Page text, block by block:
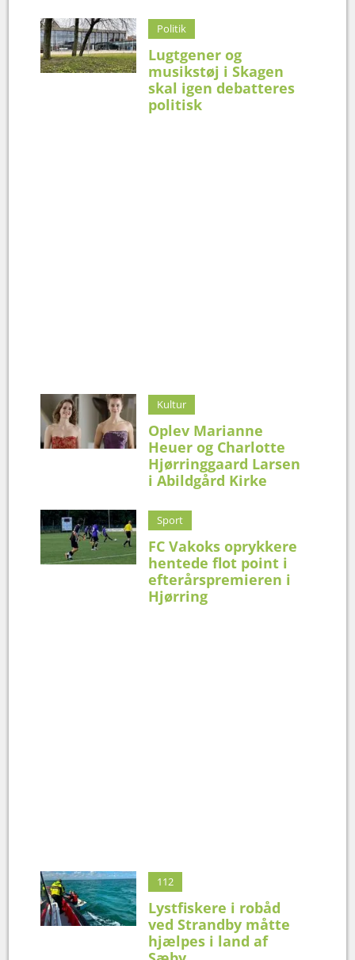
Politik
Lugtgener og
musikstøj i Skagen
skal igen debatteres
politisk
Kultur
Oplev Marianne
Heuer og Charlotte
Hjørringgaard Larsen
i Abildgård Kirke
Sport
FC Vakoks oprykkere
hentede flot point i
efterårspremieren i
Hjørring
112
Lystfiskere i robåd
ved Strandby måtte
hjælpes i land af